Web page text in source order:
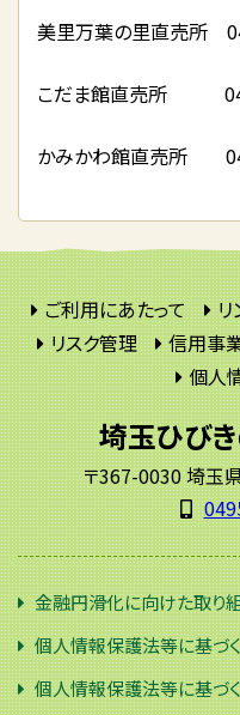
美里万葉の里直売所
こだま館直売所
かみかわ館直売所
ご利用にあたって リ
リスク管理
信用事
個人
埼玉ひび
〒367-0030 埼玉
金融円滑化に向けた取り
個人情報保護法等に基づ
個人情報保護法等に基づ